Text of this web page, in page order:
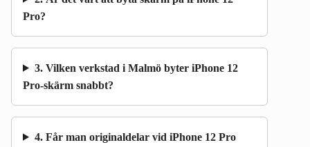
Pro?
3. Vilken verkstad i Malmö byter iPhone 12
Pro-skärm snabbt?
4. Får man originaldelar vid iPhone 12 Pro